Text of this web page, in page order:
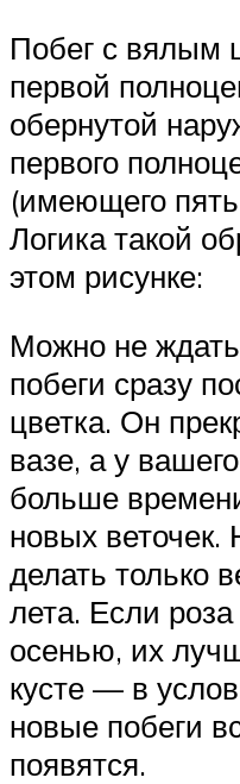
Побег с вялым
первой
обернутой
первого
(имеющего
Логика такой
этом рисунке:
Можно не
побеги сразу
цветка. Он
вазе, а у
больше
новых веточек.
делать только
лета. Если
осенью, их
кусте — в
новые побеги
появятся.